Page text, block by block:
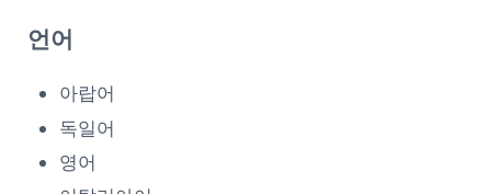
언어
아랍어
독일어
영어